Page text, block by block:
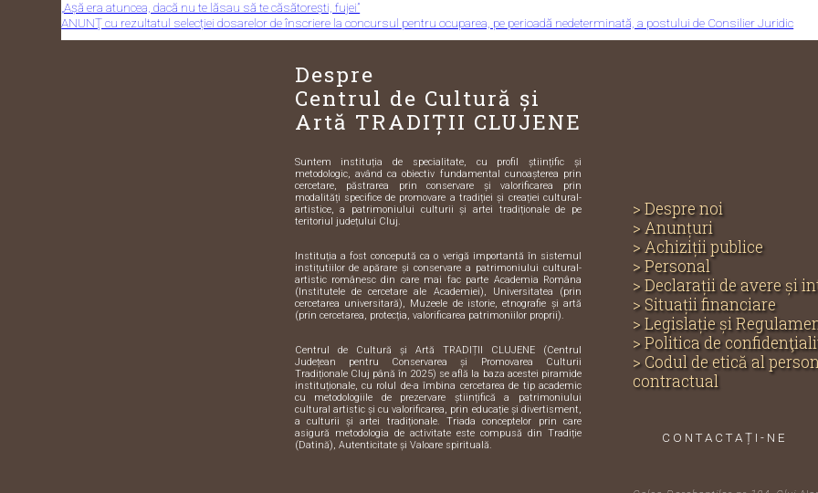
„Așă era atuncea, dacă nu te lăsau să te căsătorești, fujei”
ANUNŢ cu rezultatul selecției dosarelor de înscriere la concursul pentru ocuparea, pe perioadă nedeterminată, a postului de Consilier Juridic
Despre
Centrul de Cultură și
Artă TRADIȚII CLUJENE
Suntem instituția de specialitate, cu profil științific și
metodologic, având ca obiectiv fundamental cunoașterea prin
cercetare, păstrarea prin conservare și valorificarea prin
modalități specifice de promovare a tradiției și creației cultural-
artistice, a patrimoniului culturii și artei tradiționale de pe
teritoriul județului Cluj.
Instituția a fost concepută ca o verigă importantă în sistemul
instițutiilor de apărare și conservare a patrimoniului cultural-
artistic românesc din care mai fac parte Academia Româna
(Institutele de cercetare ale Academiei), Universitatea (prin
cercetarea universitară), Muzeele de istorie, etnografie și artă
(prin cercetarea, protecția, valorificarea patrimoniilor proprii).
Centrul de Cultură și Artă TRADIȚII CLUJENE (Centrul
Județean pentru Conservarea și Promovarea Culturii
Tradiționale Cluj până în 2025) se află la baza acestei piramide
instituționale, cu rolul de-a îmbina cercetarea de tip academic
cu metodologiile de prezervare științifică a patrimoniului
cultural artistic și cu valorificarea, prin educație și divertisment,
a culturii și artei tradiționale. Triada conceptelor prin care
asigură metodologia de activitate este compusă din Tradiție
(Datină), Autenticitate și Valoare spirituală.
> Despre noi
> Anunțuri
> Achiziții publice
> Personal
> Declarații de avere și
> Situații financiare
> Legislație și
> Politica de
> Codul de etică al
contractual
CONTACTAȚI-NE